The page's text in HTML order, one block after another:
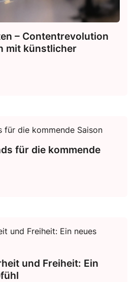
– Contentrevolution
mit künstlicher
für die kommende
und Freiheit: Ein